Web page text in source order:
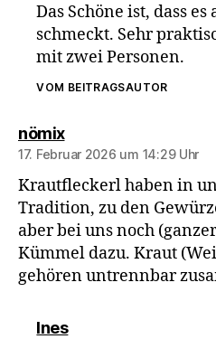
Das Schöne ist, dass
schmeckt. Sehr
mit zwei Personen.
VOM BEITRAGSAUTOR
nömixsagt:
17. Februar 2026 um 14:29 Uhr
Krautfleckerl haben in
Tradition, zu den
aber bei uns noch
Kümmel dazu. Kraut
gehören untrennbar
Inessagt: